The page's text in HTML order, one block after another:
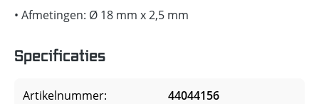
• Afmetingen: Ø 18 mm x 2,5 mm
Specificaties
Artikelnummer: 44044156